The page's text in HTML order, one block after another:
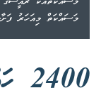
މަސައްކަތް މިއަހަރު